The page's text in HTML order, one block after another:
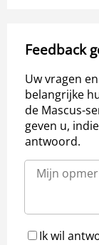
Feedback
Uw vragen
belangrijke
de Mascus-
geven u,
antwoord.
Ik wil